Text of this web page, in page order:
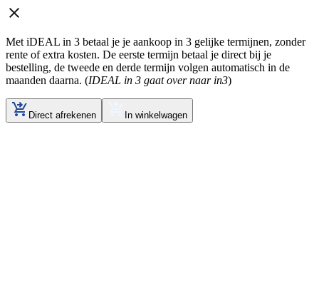
Met iDEAL in 3 betaal je je aankoop in 3 gelijke termijnen, zonder
rente of extra kosten. De eerste termijn betaal je direct bij je
bestelling, de tweede en derde termijn volgen automatisch in de
maanden daarna. (IDEAL in 3 gaat over naar in3)
Direct afrekenen In winkelwagen